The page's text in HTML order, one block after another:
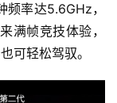
率达5.6GHz，
满帧竞技体验，
可轻松驾驭。